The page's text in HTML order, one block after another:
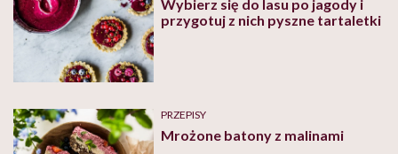
Wybierz się do lasu po jagody i
przygotuj z nich pyszne tartaletki
PRZEPISY
Mrożone batony z malinami